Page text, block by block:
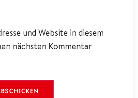
und Website in diesem
nächsten Kommentar